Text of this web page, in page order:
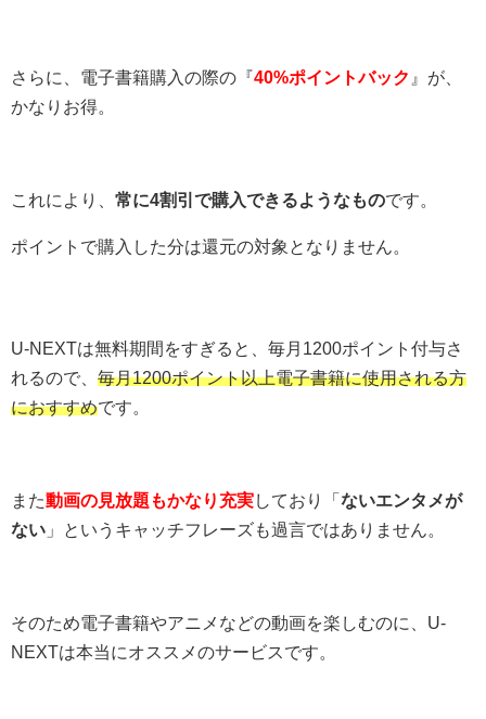
さらに、電子書籍購入の際の『40%ポイントバック 』が、
かなりお得。
これにより、 常に4割引で購入できるようなものです。
ポイントで購入した分は還元の対象となりません。
U-NEXTは無料期間をすぎると、毎月1200ポイント付与さ
れるので、 毎月1200ポイント以上電子書籍に使用される方
におすすめです。
また動画の見放題もかなり充実しており「 ないエンタメが
ない 」というキャッチフレーズも過言ではありません。
そのため電子書籍やアニメなどの動画を楽しむのに、U-
NEXTは本当にオススメのサービスです。